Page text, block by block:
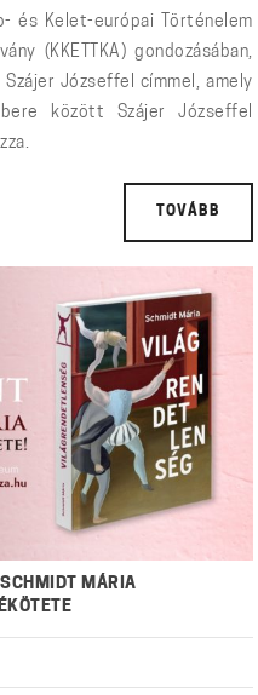
és Kelet-európai Történelem
(KKETTKA) gondozásában,
Szájer Józseffel címmel, amely
között Szájer Józseffel
TOVÁBB
MÁRIA